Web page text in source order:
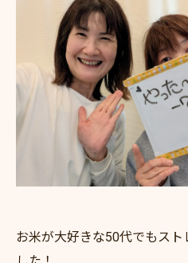
お米が大好きな50代でもス